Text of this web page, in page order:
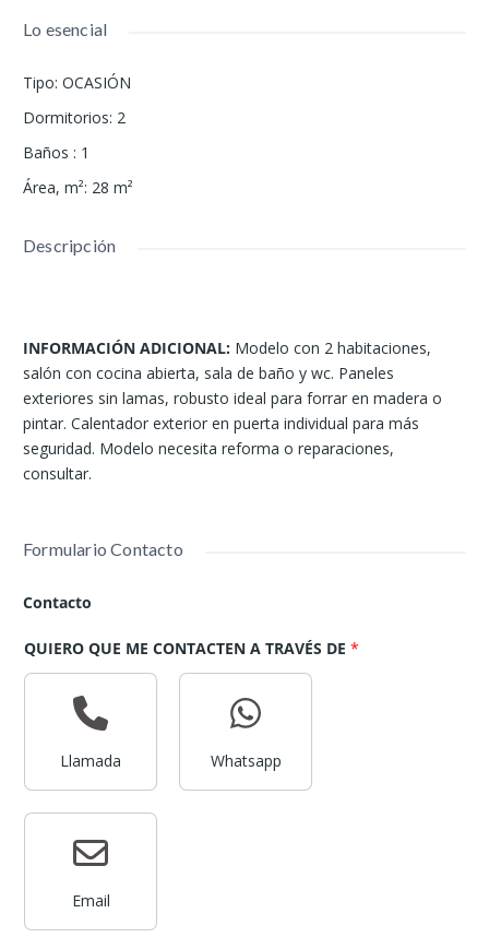
Lo esencial
Tipo: OCASIÓN
Dormitorios: 2
Baños : 1
Área, m²: 28 m²
Descripción
INFORMACIÓN ADICIONAL: Modelo con 2 habitaciones,
salón con cocina abierta, sala de baño y wc. Paneles
exteriores sin lamas, robusto ideal para forrar en madera o
pintar. Calentador exterior en puerta individual para más
seguridad. Modelo necesita reforma o reparaciones,
consultar.
Formulario Contacto
Contacto
QUIERO QUE ME CONTACTEN A TRAVÉS DE*
Llamada Whatsapp
Email